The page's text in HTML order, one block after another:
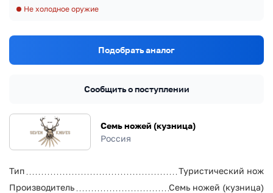
Семь ножей (кузница)
Россия
Тип
Туристический нож
Производитель
Семь ножей (кузница)
Не холодное оружие
Подобрать аналог
Сообщить о поступлении